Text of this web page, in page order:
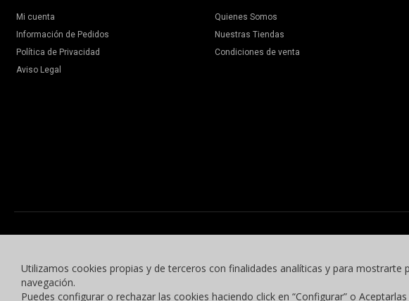
Mi cuenta
Información de Pedidos
Política de Privacidad
Aviso Legal
Quienes Somos
Nuestras Tiendas
Condiciones de venta
© 2015 -2023 Benyben Ropa Deportiva. Todos los derechos reservados.
Utilizamos cookies propias y de terceros con finalidades analíticas y para
navegación.
Puedes configurar o rechazar las cookies haciendo click en “Configurar” o